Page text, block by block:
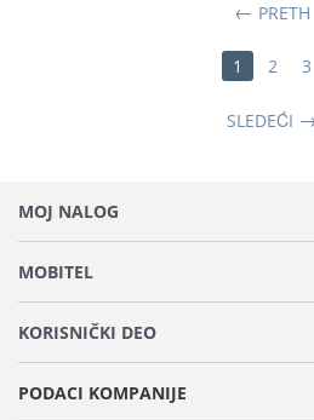
PRETH
1 2 3
SLEDEĆI
MOJ NALOG
MOBITEL
KORISNIČKI DEO
PODACI KOMPANIJE